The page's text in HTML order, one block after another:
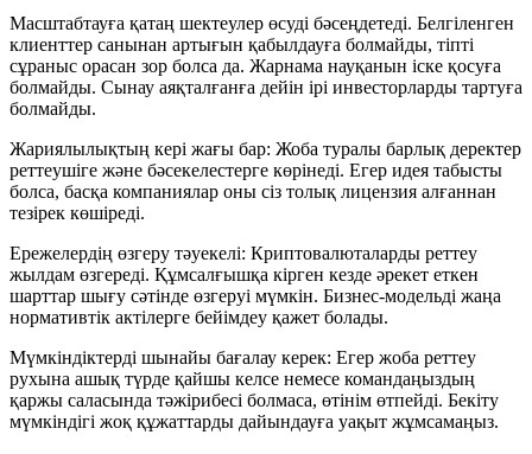
Масштабтауға қатаң шектеулер өсуді бәсеңдетеді. Белгіленген
клиенттер санынан артығын қабылдауға болмайды, тіпті
сұраныс орасан зор болса да. Жарнама науқанын іске қосуға
болмайды. Сынау аяқталғанға дейін ірі инвесторларды тартуға
болмайды.
Жариялылықтың кері жағы бар: Жоба туралы барлық деректер
реттеушіге және бәсекелестерге көрінеді. Егер идея табысты
болса, басқа компаниялар оны сіз толық лицензия алғаннан
тезірек көшіреді.
Ережелердің өзгеру тәуекелі: Криптовалюталарды реттеу
жылдам өзгереді. Құмсалғышқа кірген кезде әрекет еткен
шарттар шығу сәтінде өзгеруі мүмкін. Бизнес-модельді жаңа
нормативтік актілерге бейімдеу қажет болады.
Мүмкіндіктерді шынайы бағалау керек: Егер жоба реттеу
рухына ашық түрде қайшы келсе немесе командаңыздың
қаржы саласында тәжірибесі болмаса, өтінім өтпейді. Бекіту
мүмкіндігі жоқ құжаттарды дайындауға уақыт жұмсамаңыз.